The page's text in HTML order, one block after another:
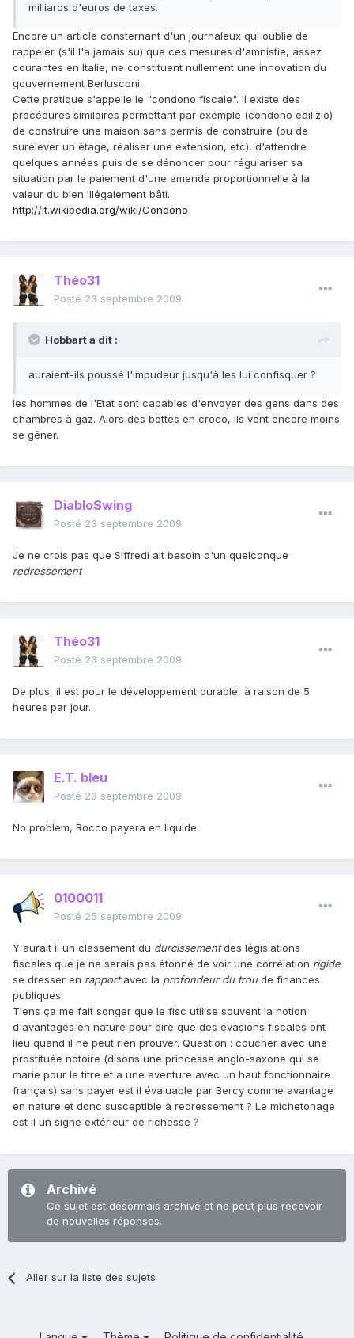
milliards d'euros de taxes.
Encore un article consternant d'un journaleux qui oublie de
rappeler (s'il l'a jamais su) que ces mesures d'amnistie, assez
courantes en Italie, ne constituent nullement une innovation du
gouvernement Berlusconi.
Cette pratique s'appelle le "condono fiscale". Il existe des
procédures similaires permettant par exemple (condono edilizio)
de construire une maison sans permis de construire (ou de
surélever un étage, réaliser une extension, etc), d'attendre
quelques années puis de se dénoncer pour régulariser sa
situation par le paiement d'une amende proportionnelle à la
valeur du bien illégalement bâti.
http://it.wikipedia.org/wiki/Condono
Théo31
Posté 23 septembre 2009
Hobbart a dit :
auraient-ils poussé l'impudeur jusqu'à les lui confisquer ?
les hommes de l'Etat sont capables d'envoyer des gens dans des
chambres à gaz. Alors des bottes en croco, ils vont encore moins
se gêner.
DiabloSwing
Posté 23 septembre 2009
Je ne crois pas que Siffredi ait besoin d'un quelconque
redressement
Théo31
Posté 23 septembre 2009
De plus, il est pour le développement durable, à raison de 5
heures par jour.
E.T. bleu
Posté 23 septembre 2009
No problem, Rocco payera en liquide.
0100011
Posté 25 septembre 2009
Y aurait il un classement du durcissementdes législations
fiscales que je ne serais pas étonné de voir une corrélation rigide
se dresser en rapportavec la profondeur du troude finances
publiques.
Tiens ça me fait songer que le fisc utilise souvent la notion
d'avantages en nature pour dire que des évasions fiscales ont
lieu quand il ne peut rien prouver. Question : coucher avec une
prostituée notoire (disons une princesse anglo-saxone qui se
marie pour le titre et a une aventure avec un haut fonctionnaire
français) sans payer est il évaluable par Bercy comme avantage
en nature et donc susceptible à redressement ? Le michetonage
est il un signe extérieur de richesse ?
Archivé
Ce sujet est désormais archivé et ne peut plus recevoir
de nouvelles réponses.
Aller sur la liste des sujets